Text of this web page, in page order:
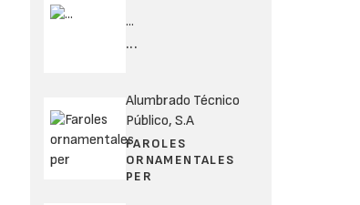
...
...
Alumbrado Técnico
Público, S.A
FAROLES
ORNAMENTALES
PER